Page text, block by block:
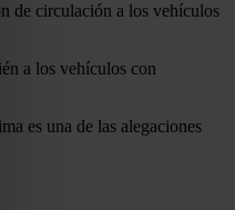
de circulación a los vehículos
a los vehículos con
es una de las alegaciones